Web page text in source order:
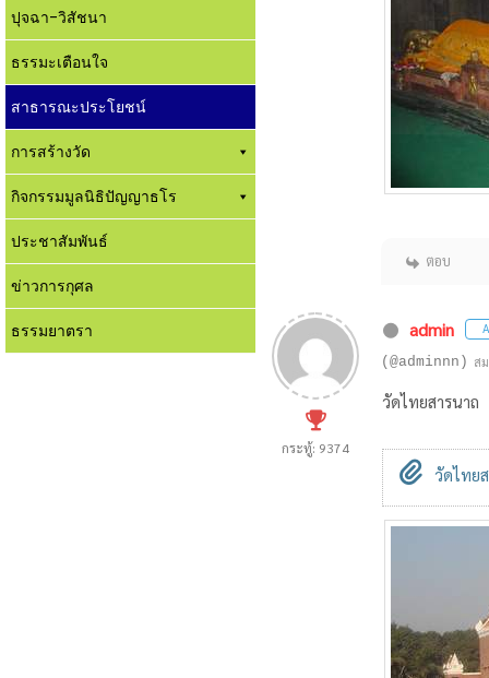
ปุจฉา-วิสัชนา
ธรรมะเตือนใจ
สาธารณะประโยชน์
การสร้างวัด
กิจกรรมมูลนิธิปัญญาธโร
ประชาสัมพันธ์
ข่าวการกุศล
ธรรมยาตรา
ตอบ
กระทู้: 9374
admin
(@adminnn) ส
วัดไทยสารนาถ
วัดไทย